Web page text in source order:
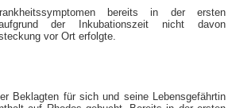
bereits in der ersten
der Inkubationszeit nicht davon
vor Ort erfolgte.
Beklagten für sich und seine Lebensgefährtin